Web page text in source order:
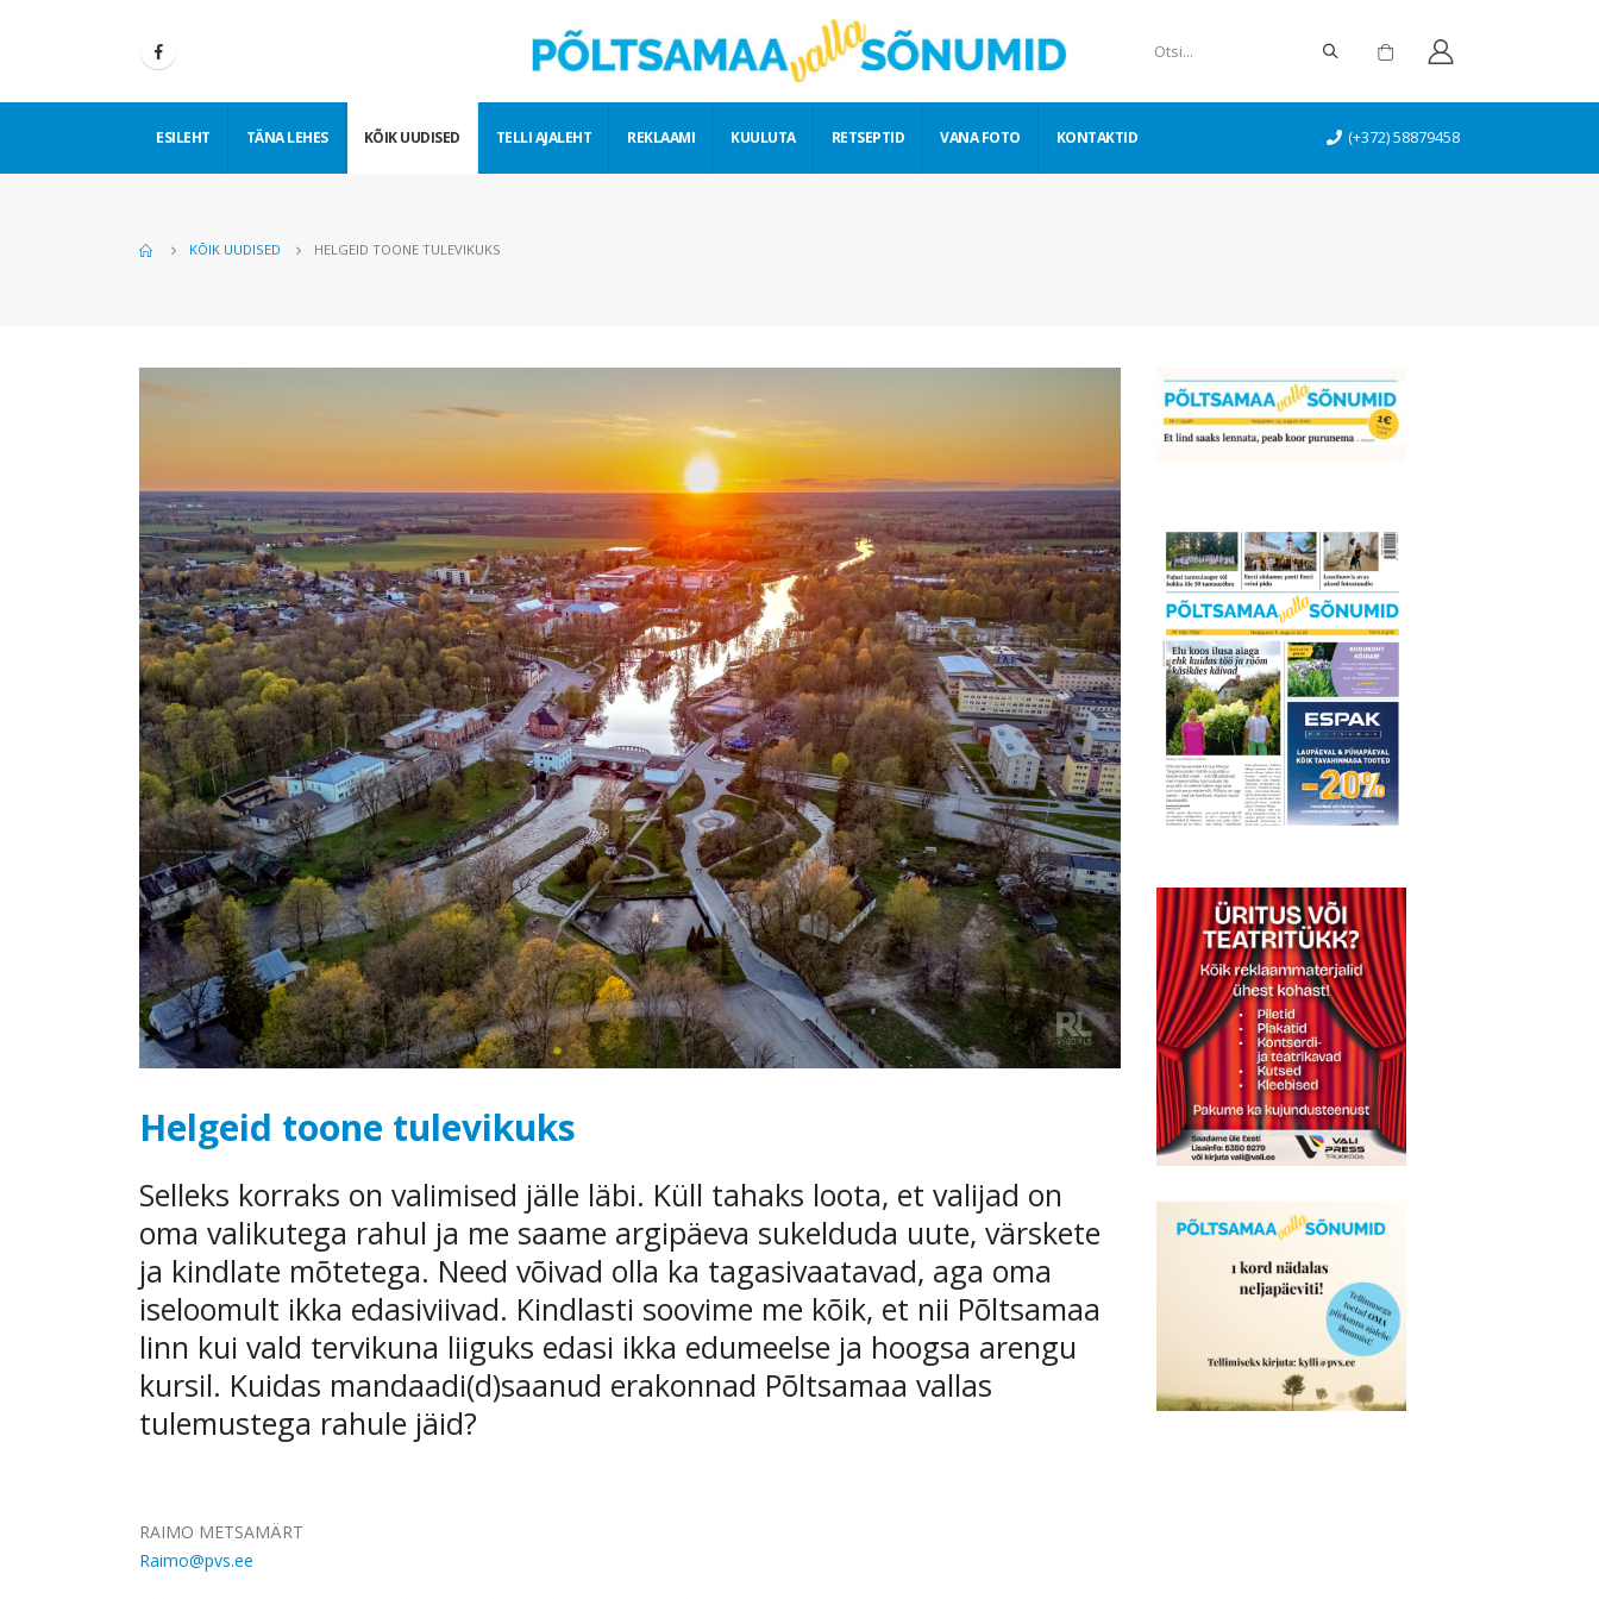
ESILEHT TÄNA LEHES KÕIK UUDISED TELLI AJALEHT REKLAAMI KUULUTA RETSEPTID VANA FOTO KONTAKTID (+372) 58879458
KÕIK UUDISED HELGEID TOONE TULEVIKUKS
Helgeid toone tulevikuks
Selleks korraks on valimised jälle läbi. Küll tahaks loota, et valijad on
oma valikutega rahul ja me saame argipäeva sukelduda uute, värskete
ja kindlate mõtetega. Need võivad olla ka tagasivaatavad, aga oma
iseloomult ikka edasiviivad. Kindlasti soovime me kõik, et nii Põltsamaa
linn kui vald tervikuna liiguks edasi ikka edumeelse ja hoogsa arengu
kursil. Kuidas mandaadi(d)saanud erakonnad Põltsamaa vallas
tulemustega rahule jäid?
RAIMO METSAMÄRT
Raimo@pvs.ee